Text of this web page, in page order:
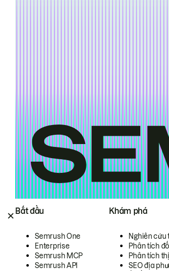
Bắt đầu
Semrush One
Enterprise
Semrush MCP
Semrush API
Khám phá
Nghiên cứu
Phân tích
Phân tích
SEO địa